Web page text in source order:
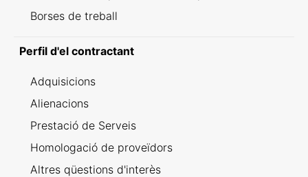
Borses de treball
Perfil d'el contractant
Adquisicions
Alienacions
Prestació de Serveis
Homologació de proveïdors
Altres qüestions d'interès